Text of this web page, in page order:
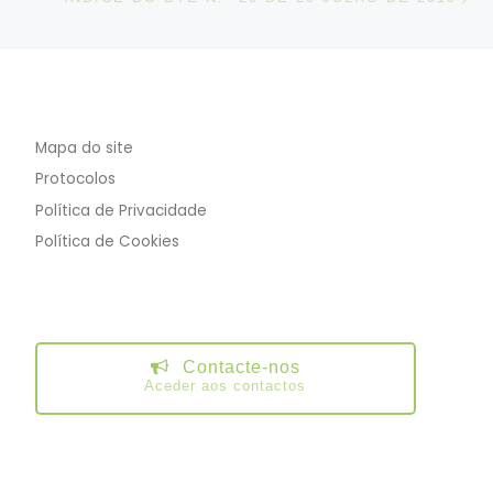
Mapa do site
Protocolos
Política de Privacidade
Política de Cookies
Contacte-nos
Aceder aos contactos